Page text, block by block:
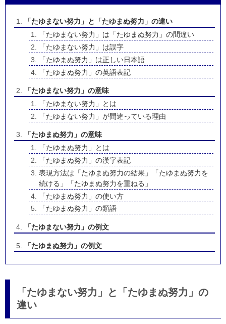
「たゆまない努力」と「たゆまぬ努力」の違い
「たゆまない努力」は「たゆまぬ努力」の間違い
「たゆまない努力」は誤字
「たゆまぬ努力」は正しい日本語
「たゆまぬ努力」の英語表記
「たゆまない努力」の意味
「たゆまない努力」とは
「たゆまない努力」が間違っている理由
「たゆまぬ努力」の意味
「たゆまぬ努力」とは
「たゆまぬ努力」の漢字表記
表現方法は「たゆまぬ努力の結果」「たゆまぬ努力を
続ける」「たゆまぬ努力を重ねる」
「たゆまぬ努力」の使い方
「たゆまぬ努力」の類語
「たゆまない努力」の例文
「たゆまぬ努力」の例文
「たゆまない努力」と「たゆまぬ努力」の
違い